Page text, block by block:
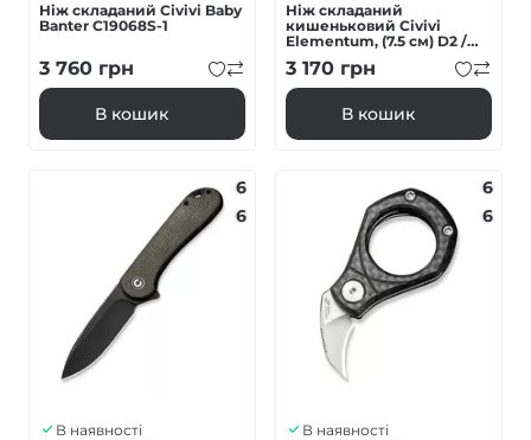
Ніж складаний Civivi Baby
Banter C19068S-1
3 760 грн
В кошик
Ніж складаний
кишеньковий Civivi
Elementum, (7.5 см) D2 /
G10 бордо
3 170 грн
В кошик
6
6
В наявності
6
6
В наявності